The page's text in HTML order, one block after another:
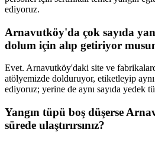
ediyoruz.
Arnavutköy'da çok sayıda
dolum için alıp getiriyor
Evet. Arnavutköy'daki site ve
atölyemizde dolduruyor, etiketleyip
ediyoruz; yerine de aynı sayıda yedek
Yangın tüpü boş düşerse
sürede ulaştırırsınız?